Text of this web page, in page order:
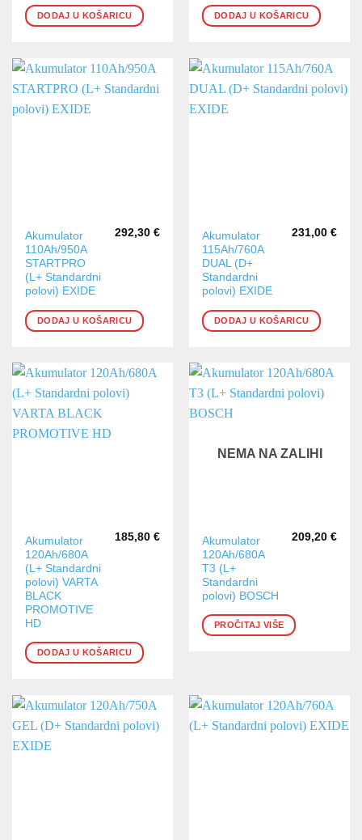
DODAJ U KOŠARICU DODAJ U KOŠARICU
Akumulator
110Ah/950A
STARTPRO
(L+ Standardni
polovi) EXIDE
292,30 €
DODAJ U KOŠARICU
Akumulator
115Ah/760A
DUAL (D+
Standardni
polovi) EXIDE
231,00 €
DODAJ U KOŠARICU
Akumulator
120Ah/680A
(L+ Standardni
polovi) VARTA
BLACK
PROMOTIVE
HD
185,80 €
DODAJ U KOŠARICU
NEMA NA ZALIHI
Akumulator
120Ah/680A
T3 (L+
Standardni
polovi) BOSCH
209,20 €
PROČITAJ VIŠE